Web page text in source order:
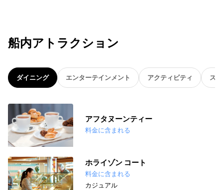
船内アトラクション
ダイニング エンターテインメント アクティビティ ス
アフタヌーンティー
料金に含まれる
ホライゾン コート
料金に含まれる
カジュアル